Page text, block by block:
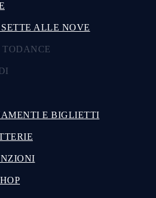
ALLE NOVE
E BIGLIETTI